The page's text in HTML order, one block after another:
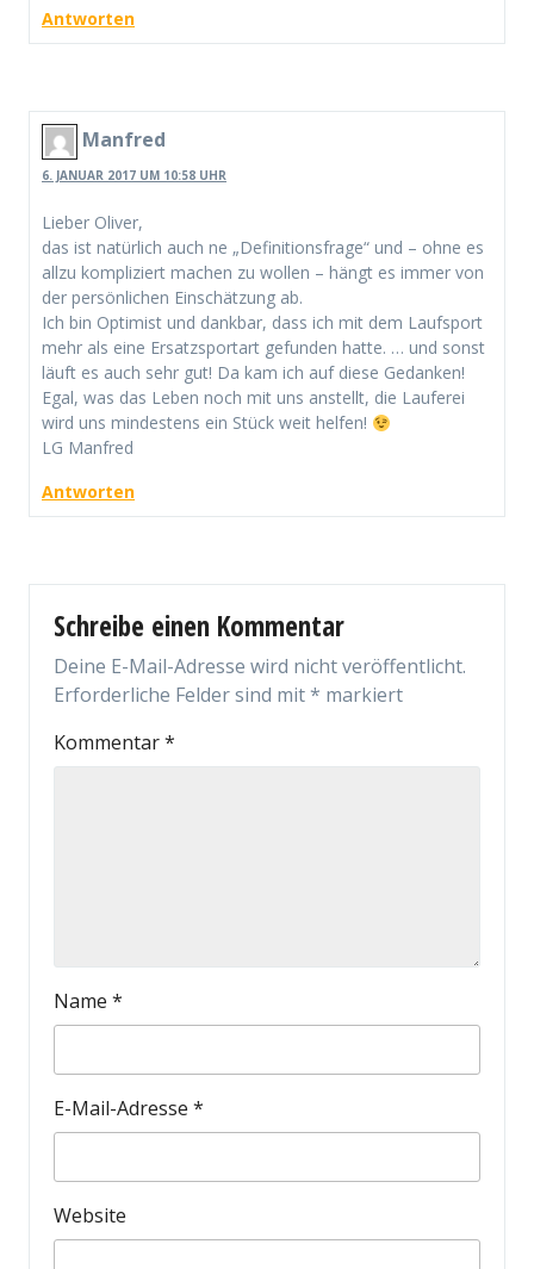
Antworten
Manfred
6. JANUAR 2017 UM 10:58 UHR
Lieber Oliver,
das ist natürlich auch ne „Definitionsfrage“ und – ohne es
allzu kompliziert machen zu wollen – hängt es immer von
der persönlichen Einschätzung ab.
Ich bin Optimist und dankbar, dass ich mit dem Laufsport
mehr als eine Ersatzsportart gefunden hatte. … und sonst
läuft es auch sehr gut! Da kam ich auf diese Gedanken!
Egal, was das Leben noch mit uns anstellt, die Lauferei
wird uns mindestens ein Stück weit helfen!
LG Manfred
Antworten
Schreibe einen Kommentar
Deine E-Mail-Adresse wird nicht veröffentlicht.
Erforderliche Felder sind mit* markiert
Kommentar*
Name *
E-Mail-Adresse *
Website